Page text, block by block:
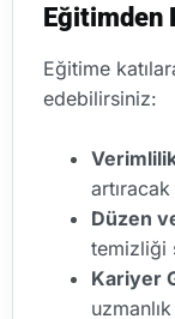
Eğitimden
Eğitime
edebilirsiniz:
Verimlilik
Düzen
temizliği
Kariyer